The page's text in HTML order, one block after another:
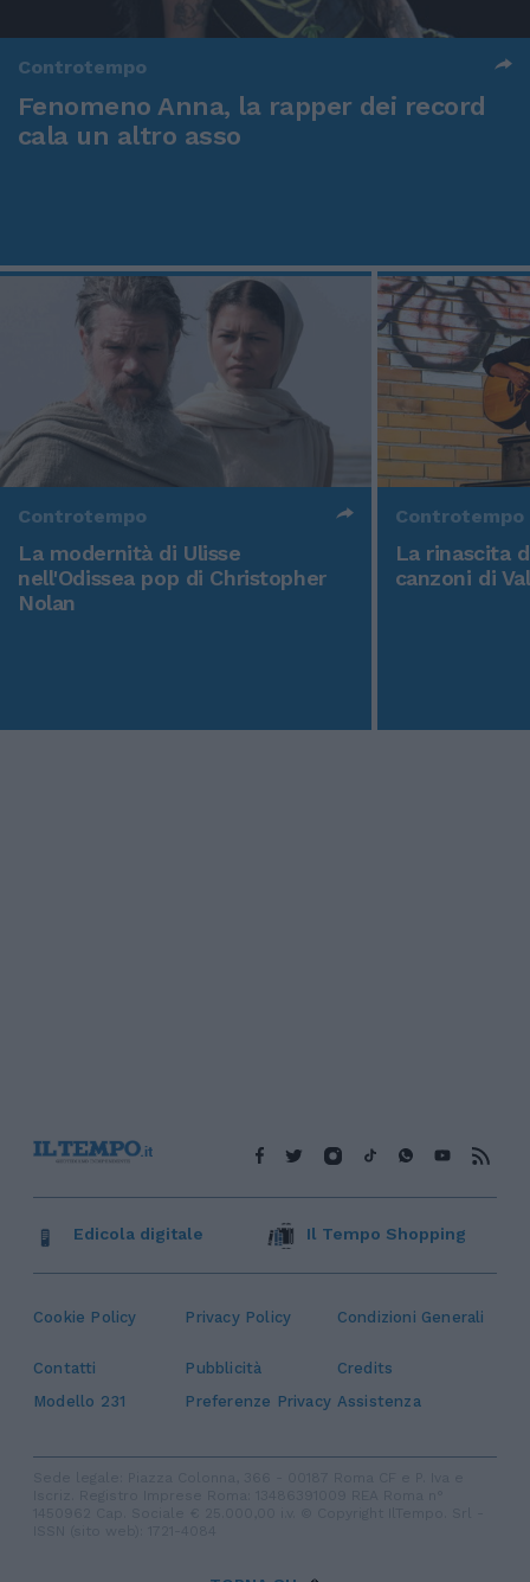
Controtempo
Fenomeno Anna, la rapper dei record
cala un altro asso
Controtempo
La modernità di Ulisse
nell'Odissea pop di Christopher
Nolan
Controtempo
La rinascita
canzoni di
Cookie Policy Privacy Policy Condizioni Generali
Contatti Pubblicità
Credits
Modello 231
Preferenze Privacy Assistenza
Edicola digitale Il Tempo Shopping